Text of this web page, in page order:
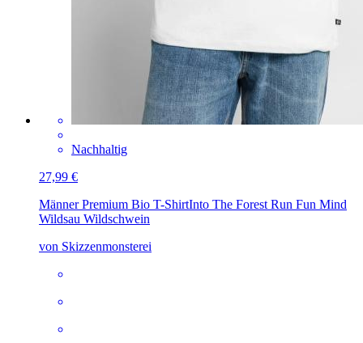
Nachhaltig
27,99 €
Männer Premium Bio T-ShirtInto The Forest Run Fun Mind
Wildsau Wildschwein
von Skizzenmonsterei